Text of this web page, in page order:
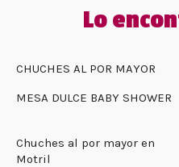
Lo
CHUCHES AL POR MAYOR
MESA DULCE BABY SHOWER
Chuches al por mayor en
Motril